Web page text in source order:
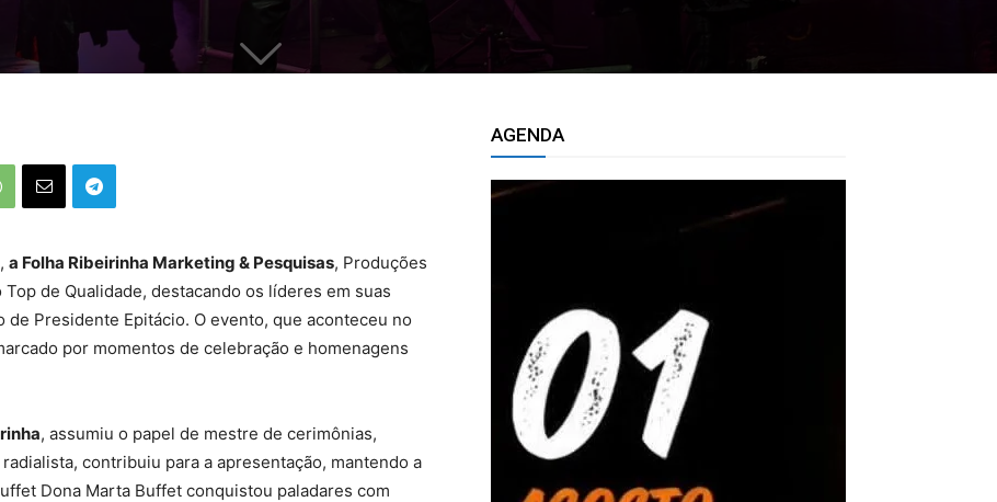
a Folha Ribeirinha Marketing & Pesquisas, Produções
de Qualidade, destacando os líderes em suas
Presidente Epitácio. O evento, que aconteceu no
por momentos de celebração e homenagens
, assumiu o papel de mestre de cerimônias,
contribuiu para a apresentação, mantendo a
Dona Marta Buffet conquistou paladares com
AGENDA